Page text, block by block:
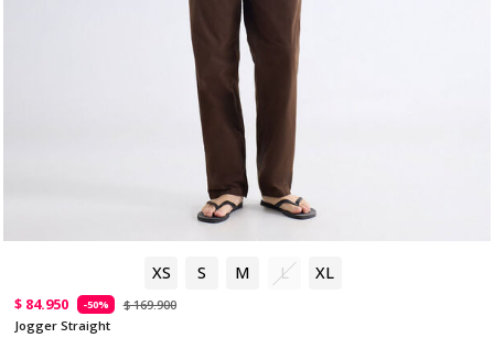
XS S M L XL
$ 84.950 -50%
$ 169.900
Jogger Straight